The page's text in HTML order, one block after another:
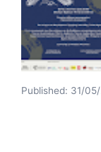
Published: 31/05/